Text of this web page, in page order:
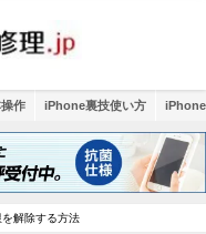
作 iPhone裏技使い方
解除する方法